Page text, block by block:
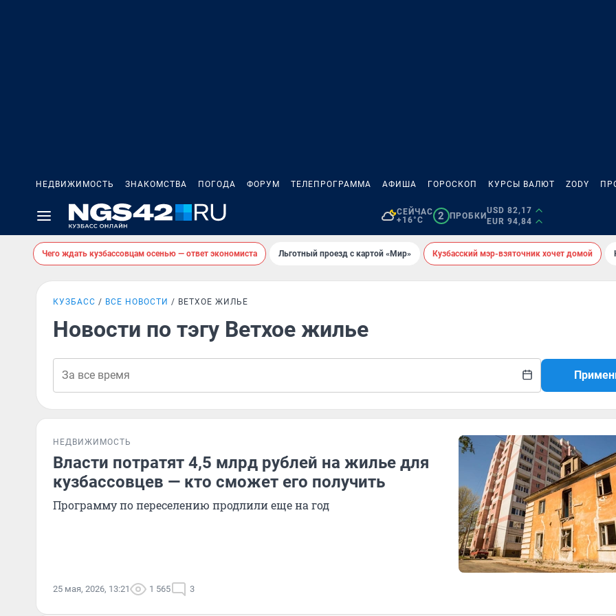
НЕДВИЖИМОСТЬ ЗНАКОМСТВА ПОГОДА ФОРУМ ТЕЛЕПРОГРАММА АФИША ГОРОСКОП КУРСЫ ВАЛЮТ ZODY
СЕЙЧАС
+16°C
2 ПРОБКИ
USD 82,17
EUR 94,84
Чего ждать кузбассовцам осенью — ответ экономиста Льготный проезд с картой «Мир» Кузбасский мэр-взяточник хочет домой
КУЗБАСС ВСЕ НОВОСТИ ВЕТХОЕ ЖИЛЬЕ
Новости по тэгу Ветхое жилье
НЕДВИЖИМОСТЬ
Власти потратят 4,5 млрд рублей на жилье для
кузбассовцев — кто сможет его получить
Программу по переселению продлили еще на год
25 мая, 2026, 13:21 1 565 3